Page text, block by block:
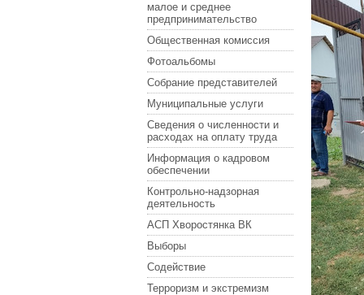
малое и среднее
предпринимательство
Общественная комиссия
Фотоальбомы
Собрание представителей
Муниципальные услуги
Сведения о численности и
расходах на оплату труда
Информация о кадровом
обеспечении
Контрольно-надзорная
деятельность
АСП Хворостянка ВК
Выборы
Содействие
Терроризм и экстремизм